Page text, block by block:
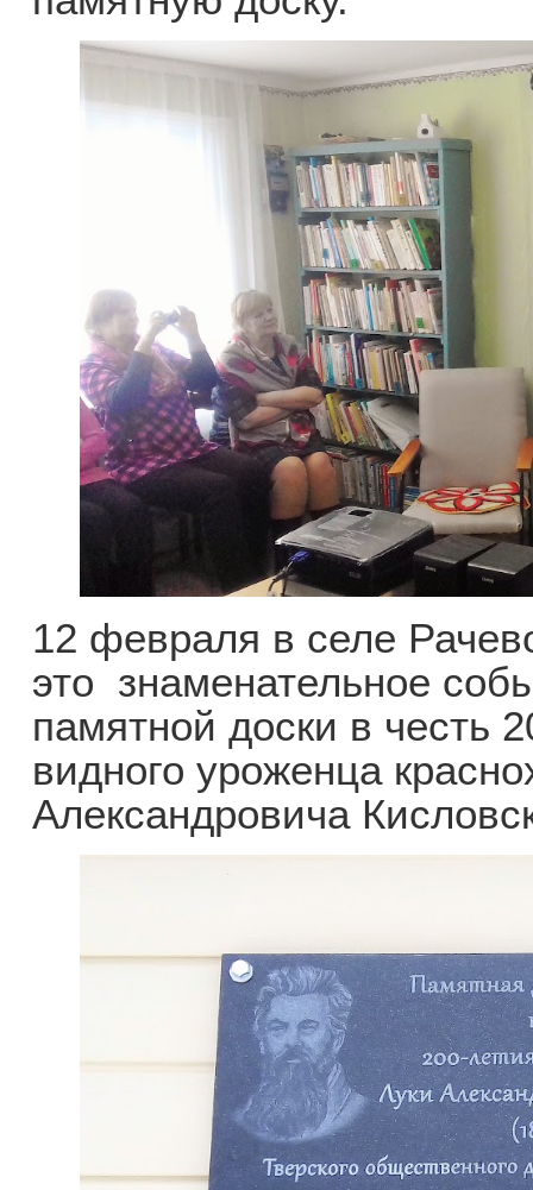
12 февраля в селе
это знаменательное
памятной доски в честь
видного уроженца
Александровича